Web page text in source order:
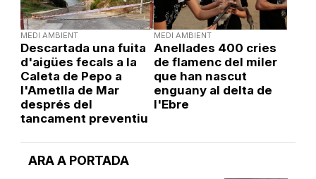
ARA A PORTADA
MEDI AMBIENT
Descartada una fuita
d'aigües fecals a la
Caleta de Pepo a
l'Ametlla de Mar
després del
tancament preventiu
MEDI AMBIENT
Anellades 400 cries
de flamenc del miler
que han nascut
enguany al delta de
l'Ebre